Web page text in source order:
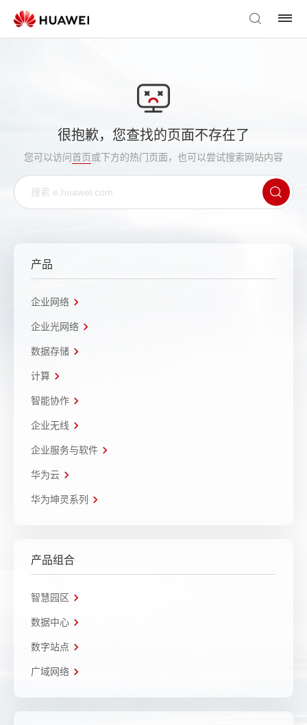
很抱歉，您查找的页面不存在了
您可以访问首页或下方的热门页面，也可以尝试搜索网站内容
产品
企业网络
企业光网络
数据存储
计算
智能协作
企业无线
企业服务与软件
华为云
华为坤灵系列
产品组合
智慧园区
数据中心
数字站点
广域网络